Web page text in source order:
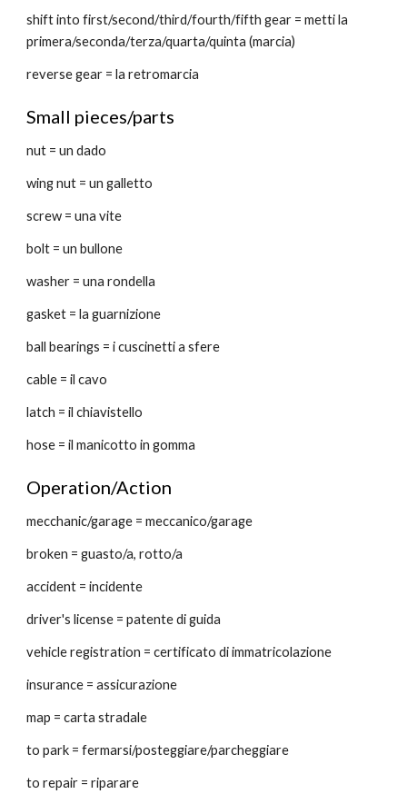
shift into first/second/third/fourth/fifth gear = metti la
primera/seconda/terza/quarta/quinta (marcia)
reverse gear = la retromarcia
Small pieces/parts
nut = un dado
wing nut = un galletto
screw = una vite
bolt = un bullone
washer = una rondella
gasket = la guarnizione
ball bearings = i cuscinetti a sfere
cable = il cavo
latch = il chiavistello
hose = il manicotto in gomma
Operation/Action
mecchanic/garage = meccanico/garage
broken = guasto/a, rotto/a
accident = incidente
driver's license = patente di guida
vehicle registration = certificato di immatricolazione
insurance = assicurazione
map = carta stradale
to park = fermarsi/posteggiare/parcheggiare
to repair = riparare